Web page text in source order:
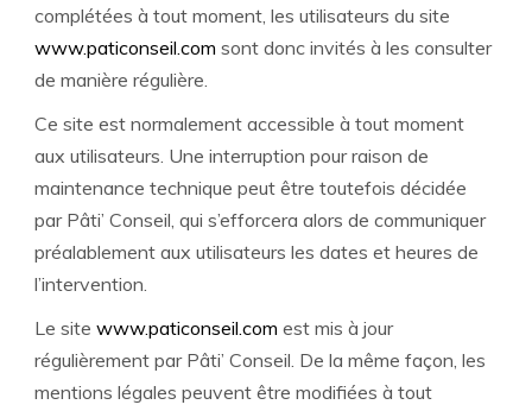
complétées à tout moment, les utilisateurs du site
www.paticonseil.com sont donc invités à les consulter
de manière régulière.
Ce site est normalement accessible à tout moment
aux utilisateurs. Une interruption pour raison de
maintenance technique peut être toutefois décidée
par Pâti’ Conseil, qui s’efforcera alors de communiquer
préalablement aux utilisateurs les dates et heures de
l’intervention.
Le site www.paticonseil.com est mis à jour
régulièrement par Pâti’ Conseil. De la même façon, les
mentions légales peuvent être modifiées à tout